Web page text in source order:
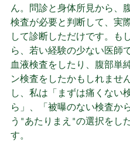
ん。問診と身体所見から、
検査が必要と判断して、実
して診断しただけです。も
ら、若い経験の少ない医師
血液検査をしたり、腹部単
ン検査をしたかもしれませ
し、私は「まずは痛くない
ら」、「被曝のない検査か
う"あたりまえ"の選択をし
す。